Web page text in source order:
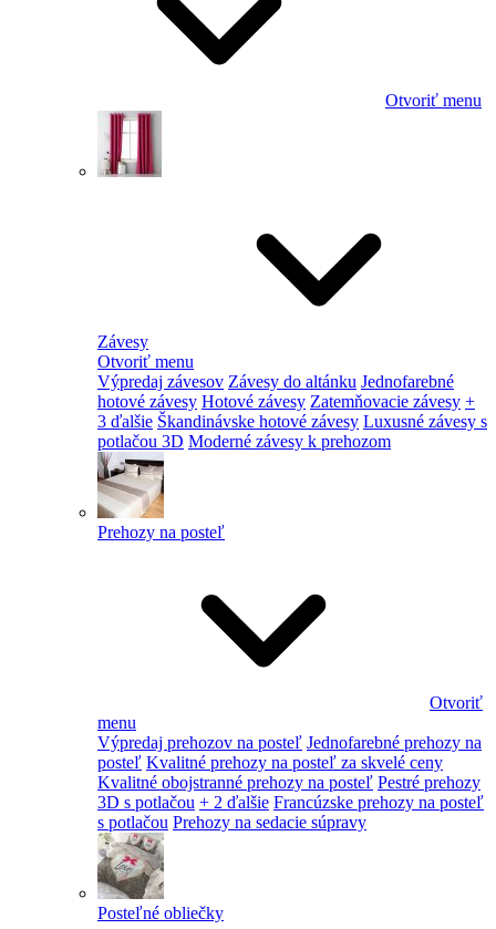
Otvoriť menu
Závesy
Otvoriť menu
Výpredaj závesov Závesy do altánku Jednofarebné
hotové závesy Hotové závesy Zatemňovacie závesy +
3 ďalšie Škandinávske hotové závesy Luxusné závesy s
potlačou 3D Moderné závesy k prehozom
Prehozy na posteľ
Otvoriť
menu
Výpredaj prehozov na posteľ Jednofarebné prehozy na
posteľ Kvalitné prehozy na posteľ za skvelé ceny
Kvalitné obojstranné prehozy na posteľ Pestré prehozy
3D s potlačou + 2 ďalšie Francúzske prehozy na posteľ
s potlačou Prehozy na sedacie súpravy
Posteľné obliečky